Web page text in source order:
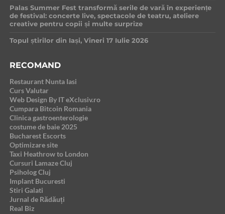
Palas Summer Fest transformă serile de vară în experiențe
de festival: concerte live, spectacole de teatru, ateliere
creative pentru copii și multe surprize
Topul știrilor din Iași, Vineri 17 Iulie 2026
RECOMAND
Restaurant Nunta Iasi
Curs Valutar
Web Design By IT eXclusiv.ro
Cumpara Bitcoin Romania
Clinica gastroenterologie
costume de baie 2025
Bucharest Escorts
Optimizare site
Taxi Heathrow to London
Cursuri Lamaze Cluj
Psiholog Cluj
Implant Bucuresti
Stiri Galati
Jurnal de Rădăuți
Real Biz